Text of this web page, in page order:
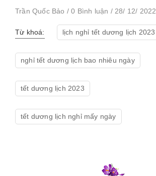
Trần Quốc Bảo / 0 Bình luận / 28/ 12/ 2022
Từ khoá: lịch nghỉ tết dương lịch 2023
nghỉ tết dương lịch bao nhiêu ngày
tết dương lịch 2023
tết dương lịch nghỉ mấy ngày